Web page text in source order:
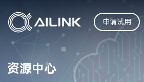
申请试用
资源中心